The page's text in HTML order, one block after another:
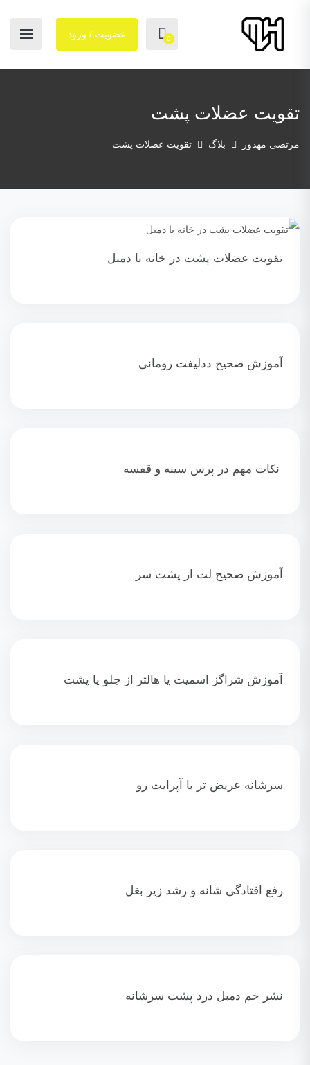
0 عضویت / ورود
تقویت عضلات پشت
مرتضی مهدور بلاگ تقویت عضلات پشت
تقویت عضلات پشت در خانه با دمبل
آموزش صحیح ددلیفت رومانی
نکات مهم در پرس سینه و قفسه
آموزش صحیح لت از پشت سر
آموزش شراگز اسمیت یا هالتر از جلو یا پشت
سرشانه عریض تر با آپرایت رو
رفع افتادگی شانه و رشد زیر بغل
نشر خم دمبل درد پشت سرشانه